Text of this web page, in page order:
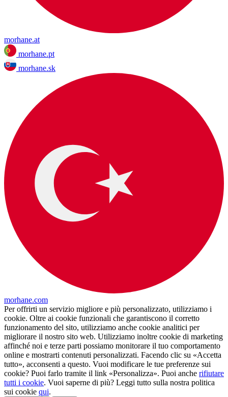
morhane.at
morhane.pt
morhane.sk
morhane.com
Per offrirti un servizio migliore e più personalizzato, utilizziamo i
cookie. Oltre ai cookie funzionali che garantiscono il corretto
funzionamento del sito, utilizziamo anche cookie analitici per
migliorare il nostro sito web. Utilizziamo inoltre cookie di marketing
affinché noi e terze parti possiamo monitorare il tuo comportamento
online e mostrarti contenuti personalizzati. Facendo clic su «Accetta
tutto», acconsenti a questo. Vuoi modificare le tue preferenze sui
cookie? Puoi farlo tramite il link «Personalizza». Puoi anche rifiutare
tutti i cookie. Vuoi saperne di più? Leggi tutto sulla nostra politica
sui cookie qui.